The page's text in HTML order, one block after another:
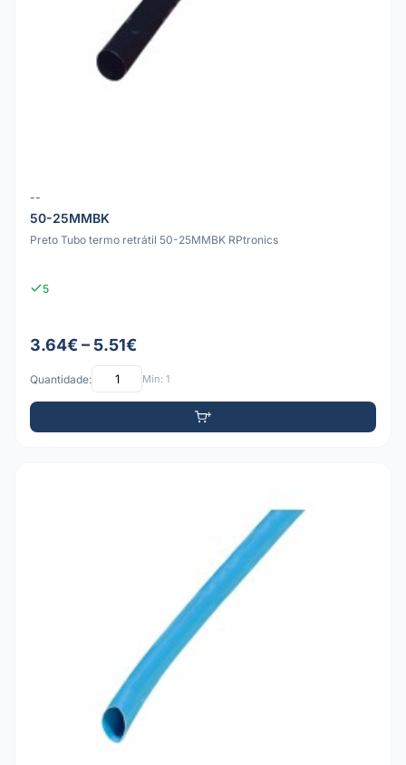
--
50-25MMBK
Preto Tubo termo retrátil 50-25MMBK RPtronics
5
3.64€ – 5.51€
Quantidade: Mín: 1